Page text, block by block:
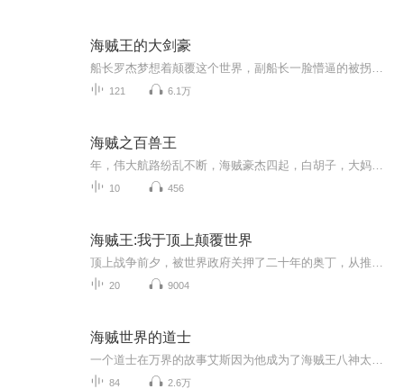
海贼王的大剑豪
121 6.1万
海贼之百兽王
10 456
海贼王:我于顶上颠覆世界
20 9004
海贼世界的道士
84 2.6万